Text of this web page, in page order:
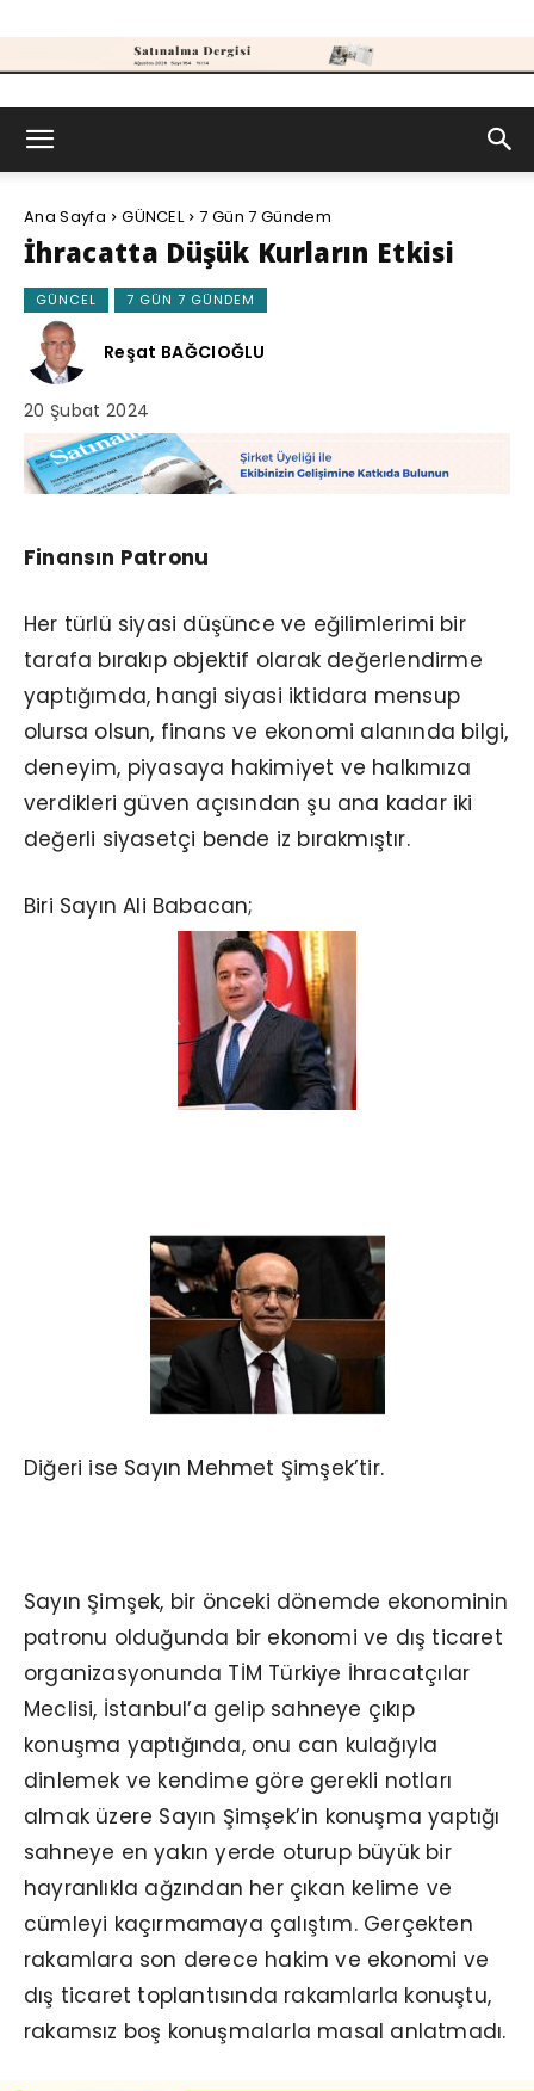
Ana Sayfa GÜNCEL 7 Gün 7 Gündem
İhracatta Düşük Kurların Etkisi
GÜNCEL 7 GÜN 7 GÜNDEM
Reşat BAĞCIOĞLU
20 Şubat 2024
Finansın Patronu
Her türlü siyasi düşünce ve eğilimlerimi bir
tarafa bırakıp objektif olarak değerlendirme
yaptığımda, hangi siyasi iktidara mensup
olursa olsun, finans ve ekonomi alanında bilgi,
deneyim, piyasaya hakimiyet ve halkımıza
verdikleri güven açısından şu ana kadar iki
değerli siyasetçi bende iz bırakmıştır.
Biri Sayın Ali Babacan;
Diğeri ise Sayın Mehmet Şimşek’tir.
Sayın Şimşek, bir önceki dönemde ekonominin
patronu olduğunda bir ekonomi ve dış ticaret
organizasyonunda TİM Türkiye İhracatçılar
Meclisi, İstanbul’a gelip sahneye çıkıp
konuşma yaptığında, onu can kulağıyla
dinlemek ve kendime göre gerekli notları
almak üzere Sayın Şimşek’in konuşma yaptığı
sahneye en yakın yerde oturup büyük bir
hayranlıkla ağzından her çıkan kelime ve
cümleyi kaçırmamaya çalıştım. Gerçekten
rakamlara son derece hakim ve ekonomi ve
dış ticaret toplantısında rakamlarla konuştu,
rakamsız boş konuşmalarla masal anlatmadı.